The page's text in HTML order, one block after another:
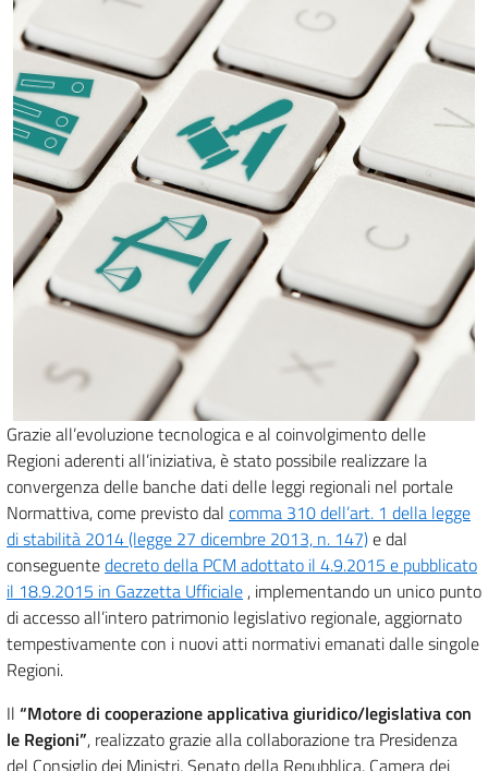
Grazie all’evoluzione tecnologica e al coinvolgimento delle
Regioni aderenti all’iniziativa, è stato possibile realizzare la
convergenza delle banche dati delle leggi regionali nel portale
Normattiva, come previsto dal comma 310 dell’art. 1 della legge
di stabilità 2014 (legge 27 dicembre 2013, n. 147)e dal
conseguentedecreto della PCM adottato il 4.9.2015 e pubblicato
il 18.9.2015 in Gazzetta Ufficiale , implementando un unico punto
di accesso all’intero patrimonio legislativo regionale, aggiornato
tempestivamente con i nuovi atti normativi emanati dalle singole
Regioni.
Il “Motore di cooperazione applicativa giuridico/legislativa con
le Regioni”, realizzato grazie alla collaborazione tra Presidenza
del Consiglio dei Ministri, Senato della Repubblica, Camera dei